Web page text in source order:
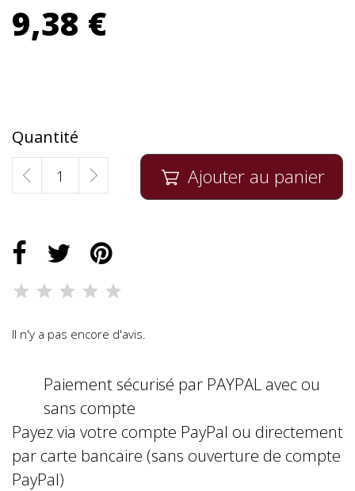
9,38 €
Quantité
 Ajouter au panier
Il n'y a pas encore d'avis.
Paiement sécurisé par PAYPAL avec ou
sans compte
Payez via votre compte PayPal ou directement
par carte bancaire (sans ouverture de compte
PayPal)